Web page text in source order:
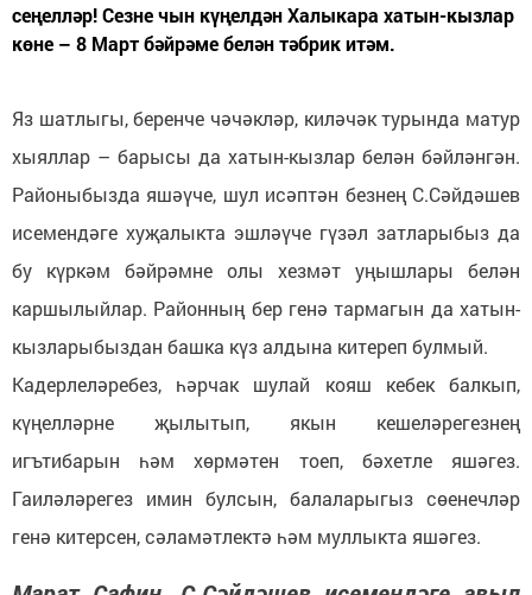
сеңелләр! Сезне чын күңелдән Халыкара хатын-кызлар
көне – 8 Март бәйрәме белән тәбрик итәм.
Яз шатлыгы, беренче чәчәкләр, киләчәк турында матур
хыяллар – барысы да хатын-кызлар белән бәйләнгән.
Районыбызда яшәүче, шул исәптән безнең С.Сәйдәшев
исемендәге хуҗалыкта эшләүче гүзәл затларыбыз да
бу күркәм бәйрәмне олы хезмәт уңышлары белән
каршылыйлар. Районның бер генә тармагын да хатын-
кызларыбыздан башка күз алдына китереп булмый.
Кадерлеләребез, һәрчак шулай кояш кебек балкып,
күңелләрне җылытып, якын кешеләрегезнең
игътибарын һәм хөрмәтен тоеп, бәхетле яшәгез.
Гаиләләрегез имин булсын, балаларыгыз сөенечләр
генә китерсен, сәламәтлектә һәм муллыкта яшәгез.